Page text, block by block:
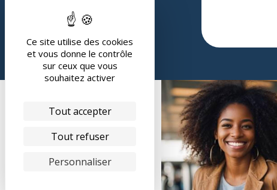
SUIVEZ-NOUS !
Ce site utilise des cookies
et vous donne le contrôle
sur ceux que vous
souhaitez activer
Tout accepter
Tout refuser
Personnaliser